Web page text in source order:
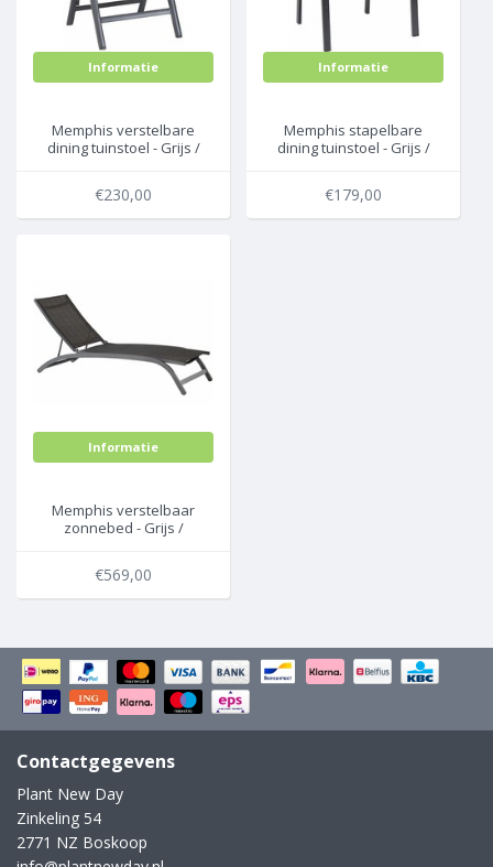
Informatie
Memphis verstelbare
dining tuinstoel - Grijs /
€230,00
Informatie
Memphis stapelbare
dining tuinstoel - Grijs /
€179,00
Informatie
Memphis verstelbaar
zonnebed - Grijs /
€569,00
Contactgegevens
Plant New Day
Zinkeling 54
2771 NZ Boskoop